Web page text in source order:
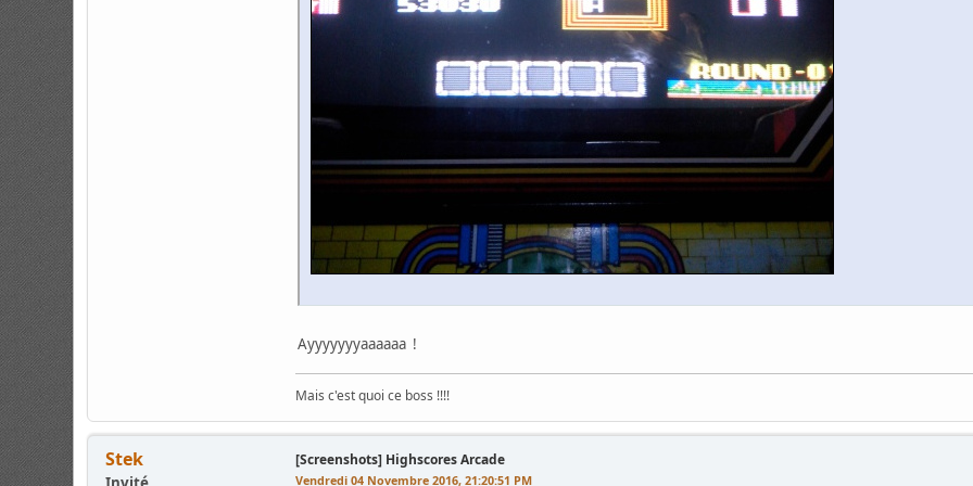
Ayyyyyyyaaaaaa !
Mais c'est quoi ce boss !!!!
Stek [Screenshots] Highscores Arcade
Vendredi 04 Novembre 2016, 21:20:51 PM